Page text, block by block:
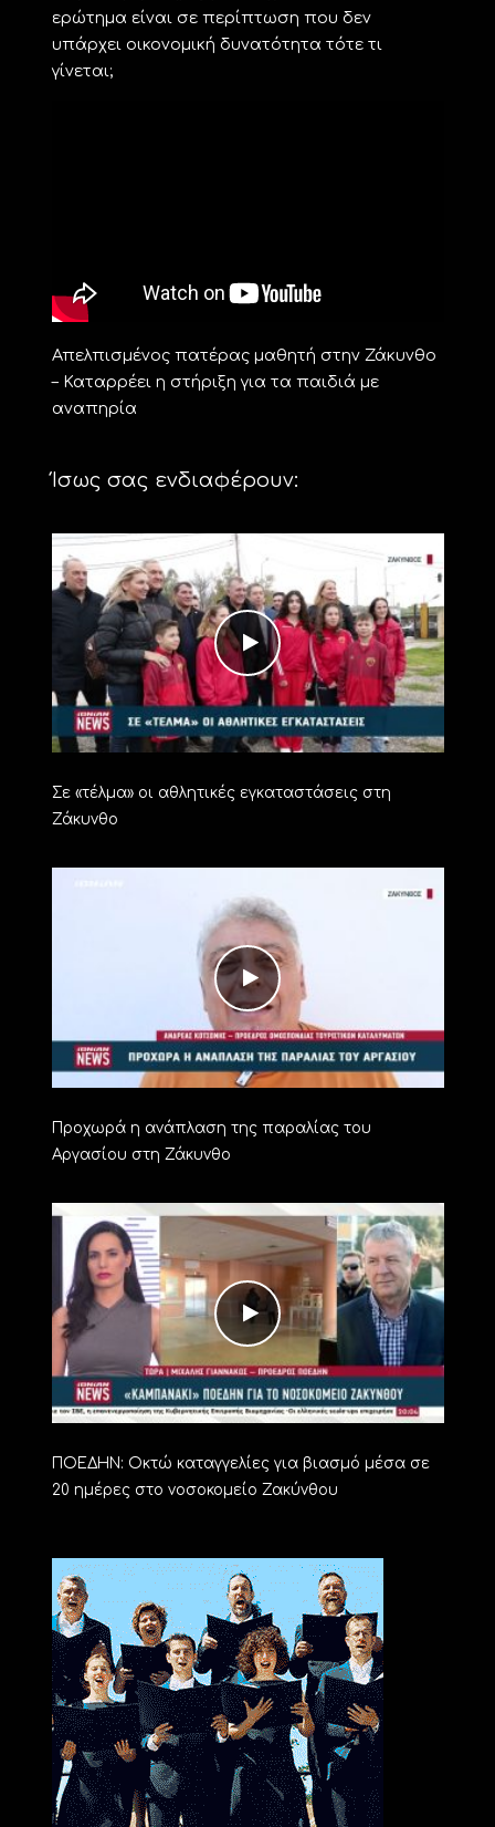
ερώτημα είναι σε περίπτωση που δεν
υπάρχει οικονομική δυνατότητα τότε τι
γίνεται;
Απελπισμένος πατέρας μαθητή στην Ζάκυνθο
– Καταρρέει η στήριξη για τα παιδιά με
αναπηρία
Ίσως σας ενδιαφέρουν:
Σε «τέλμα» οι αθλητικές εγκαταστάσεις στη
Ζάκυνθο
Προχωρά η ανάπλαση της παραλίας του
Αργασίου στη Ζάκυνθο
ΠΟΕΔΗΝ: Οκτώ καταγγελίες για βιασμό μέσα σε
20 ημέρες στο νοσοκομείο Ζακύνθου